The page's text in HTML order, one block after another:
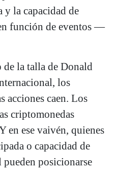
la capacidad de
función de eventos —
la talla de Donald
los
acciones caen. Los
criptomonedas
en ese vaivén, quienes
o capacidad de
posicionarse